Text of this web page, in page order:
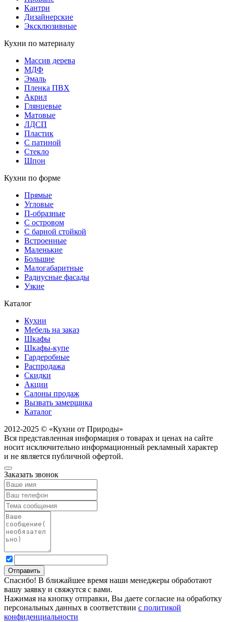
Кантри
Дизайнерские
Эксклюзивные
Кухни по материалу
Массив дерева
МДФ
Эмаль
Пленка ПВХ
Акрил
Глянцевые
Матовые
ЛДСП
Пластик
С патиной
Стекло
Шпон
Кухни по форме
Прямые
Угловые
П-образные
С островом
С барной стойкой
Встроенные
Маленькие
Большие
Малогабаритные
Радиусные фасады
Узкие
Каталог
Кухни
Мебель на заказ
Шкафы
Шкафы-купе
Гардеробные
Распродажа
Скидки
Акции
Салоны продаж
Вызвать замерщика
Каталог
2012-2025 © «Кухни от Природы»
Вся представленная информация о товарах и ценах на сайте
носит исключительно информационный рекламный характер
и не является публичной офертой.
Заказать звонок
Спасибо! В ближайшее время наши менеджеры обработают
вашу заявку и свяжутся с вами.
Нажимая на кнопку отправки, Вы даете согласие на обработку
персональных данных в соответствии с политикой
конфиденциальности